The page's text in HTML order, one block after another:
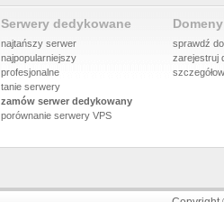
Serwery dedykowane
najtańszy serwer
najpopularniejszy
profesjonalne
tanie serwery
zamów serwer dedykowany
porównanie serwery VPS
sprawdź
zarejestruj